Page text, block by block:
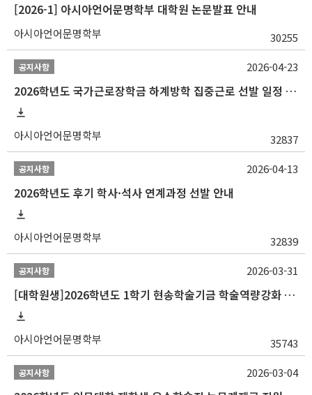
[2026-1] 아시아언어문명학부 대학원 논문발표 안내
아시아언어문명학부 30255
공지사항
2026학년도 국가근로장학금 하계방학 집중근로 선발 일정 안내
아시아언어문명학부 32837
2026-04-23
공지사항
2026학년도 후기 학사·석사 연계과정 선발 안내
아시아언어문명학부 32839
2026-04-13
공지사항
[대학원생]2026학년도 1학기 현송학술기금 학술역량강화 사업 안내
아시아언어문명학부 35743
2026-03-31
공지사항 2026-03-04